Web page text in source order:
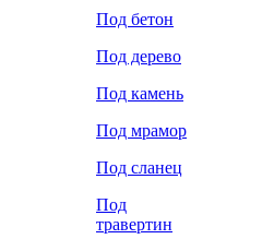
Под бетон
Под дерево
Под камень
Под мрамор
Под сланец
Под
травертин